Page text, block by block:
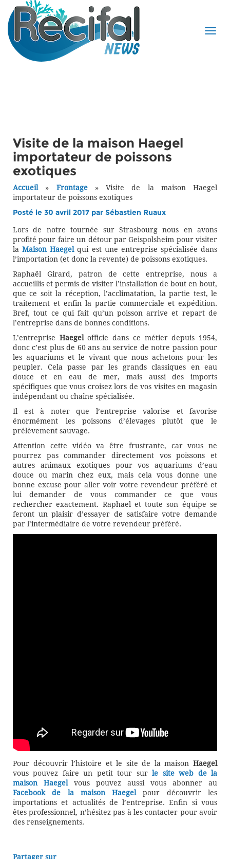
Visite de la maison Haegel
importateur de poissons
exotiques
Accueil» Frontage» Visite de la maison Haegel
importateur de poissons exotiques
Posté le 30 avril 2017 par Sébastien Ruaux
Lors de notre tournée sur Strasbourg nous en avons
profité pour faire un détour par Geispolsheim pour visiter
laMaison Haegelqui est une entreprise spécialisée dans
l’importation (et donc la revente) de poissons exotiques.
Raphaël Girard, patron de cette entreprise, nous a
accueillis et permis de visiter l’installation de bout en bout,
que ce soit la réception, l’acclimatation, la partie test, le
traitement et enfin la partie commerciale et expédition.
Bref, tout ce qui fait qu’un poisson arrive et repart de
l’entreprise dans de bonnes conditions.
L’entreprise Haegelofficie dans ce métier depuis 1954,
donc c’est plus de 60 ans au service de notre passion pour
les aquariums et le vivant que nous achetons pour les
peupler. Cela passe par les grands classiques en eau
douce et en eau de mer, mais aussi des imports
spécifiques que vous croisez lors de vos visites en magasin
indépendant ou chaîne spécialisée.
Il est à noter que l’entreprise valorise et favorise
énormément les poissons d’élevages plutôt que le
prélèvement sauvage.
Attention cette vidéo va être frustrante, car vous ne
pourrez pas commander directement vos poissons et
autres animaux exotiques pour vos aquariums d’eau
douce ou marin chez eux, mais cela vous donne une
bonne excuse pour aller voir votre revendeur préféré et
lui demander de vous commander ce que vous
rechercher exactement. Raphael et toute son équipe se
feront un plaisir d’essayer de satisfaire votre demande
par l’intermédiaire de votre revendeur préféré.
Pour découvrir l’histoire et le site de la maison Haegel
vous pouvez faire un petit tour surle site web de la
maison Haegelvous pouvez aussi vous abonner au
Facebook de la maison Haegelpour découvrir les
importations et actualités de l’entreprise. Enfin si vous
êtes professionnel, n’hésitez pas à les contacter pour avoir
des renseignements.
Partager sur